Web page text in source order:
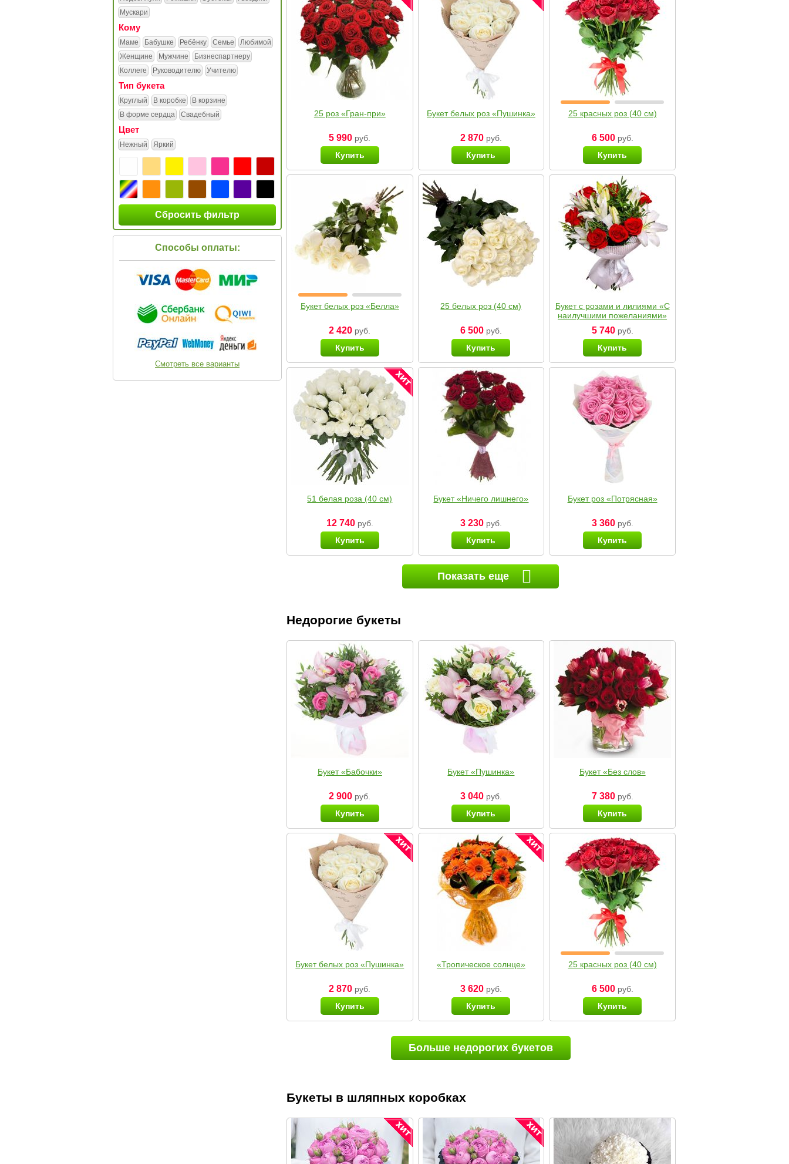
Мускари
Кому
Маме Бабушке Ребёнку Семье
Любимой
Женщине
Мужчине
Бизнеспартнеру
Коллеге
Руководителю Учителю
Тип букета
Круглый В коробке
В корзине
В форме сердца
Свадебный
Цвет
Нежный Яркий
Сбросить фильтр
Способы оплаты:
Смотреть все варианты
25 роз «Гран-при»
5 990 руб.
Купить
Букет белых роз «Пушинка»
2 870руб.
Купить
25 красных роз (40 см)
6 500руб.
Купить
Букет белых роз «Белла»
2 420 руб.
Купить
25 белых роз (40 см)
6 500руб.
Купить
Букет с розами и лилиями «С
наилучшими пожеланиями»
5 740руб.
Купить
51 белая роза (40 см)
12 740руб.
Купить
Букет «Ничего лишнего»
3 230руб.
Купить
Букет роз «Потрясная»
3 360руб.
Купить
Показать еще
Недорогие букеты
Букет «Бабочки»
2 900 руб.
Купить
Букет «Пушинка»
3 040руб.
Купить
Букет «Без слов»
7 380руб.
Купить
Букет белых роз «Пушинка»
2 870 руб.
Купить
«Тропическое солнце»
3 620руб.
Купить
25 красных роз (40 см)
6 500руб.
Купить
Больше недорогих букетов
Букеты в шляпных коробках